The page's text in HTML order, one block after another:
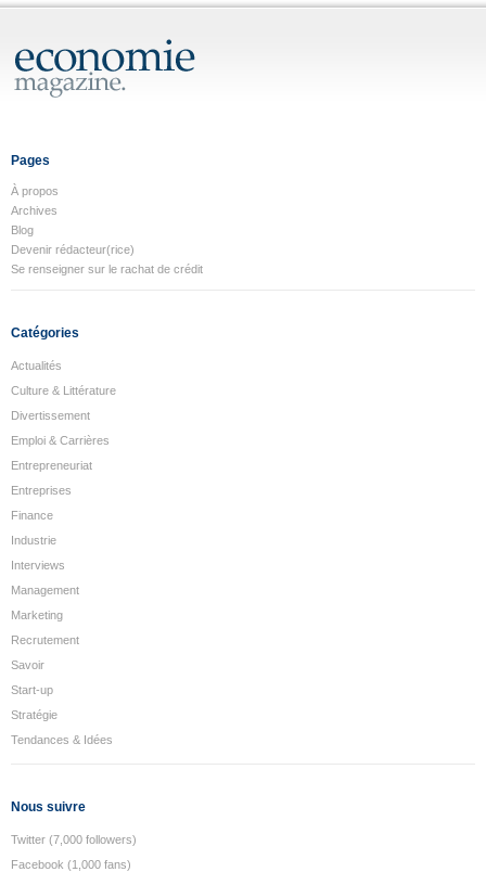
Pages
À propos
Archives
Blog
Devenir rédacteur(rice)
Se renseigner sur le rachat de crédit
Catégories
Actualités
Culture & Littérature
Divertissement
Emploi & Carrières
Entrepreneuriat
Entreprises
Finance
Industrie
Interviews
Management
Marketing
Recrutement
Savoir
Start-up
Stratégie
Tendances & Idées
Nous suivre
Twitter (7,000 followers)
Facebook (1,000 fans)